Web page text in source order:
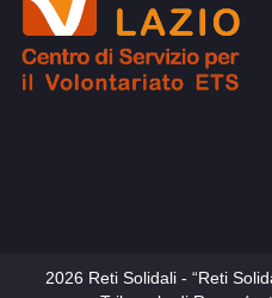
2026 Reti Solidali - “Reti